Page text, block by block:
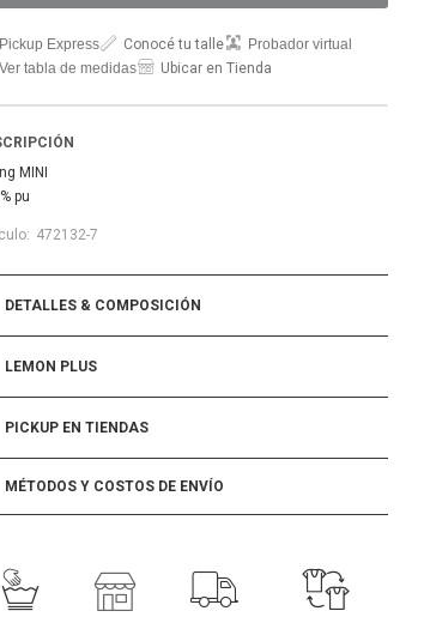
Pickup Express Conocé tu talle
Probador virtual
Ver tabla de medidas
Ubicar en Tienda
MINI
pu
472132-7
DETALLES & COMPOSICIÓN
LEMON PLUS
PICKUP EN TIENDAS
MÉTODOS Y COSTOS DE ENVÍO